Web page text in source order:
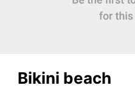
Bikini beach